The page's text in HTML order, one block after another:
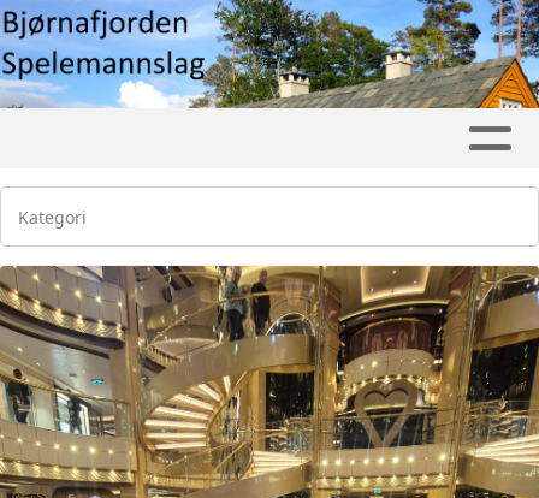
Kategori